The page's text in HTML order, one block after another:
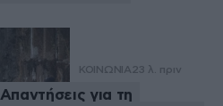
ΚΟΙΝΩΝΙΑ23 λ. πριν
Απαντήσεις για τη